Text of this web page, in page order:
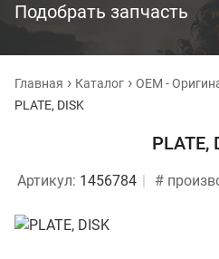
Подобрать запчасть
Главная Каталог OEM -
PLATE, DISK
PLATE,
Артикул: 1456784 #